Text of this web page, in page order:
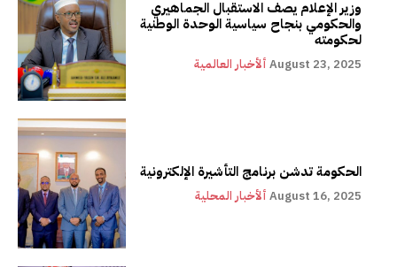
وزير الإعلام يصف الاستقبال الجماهيري
والحكومي بنجاح سياسية الوحدة الوطنية
لحكومته
ألأخبار العالمية August 23, 2025
الحكومة تدشن برنامج التأشيرة الإلكترونية
ألأخبار المحلية August 16, 2025